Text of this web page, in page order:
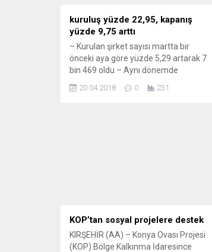
kuruluş yüzde 22,95, kapanış
yüzde 9,75 arttı
– Kurulan şirket sayısı martta bir
önceki aya göre yüzde 5,29 artarak 7
bin 469 oldu – Aynı dönemde
artışla 732 olarak gerçekleşti Kurulan
20.04.2018 0 231
KOP’tan sosyal projelere destek
KIRŞEHİR (AA) – Konya Ovası Projesi
(KOP) Bölge Kalkınma İdaresince